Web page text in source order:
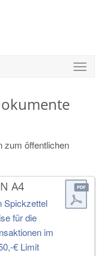
zum öffentlichen
A4
Spickzettel
für die
im
€ Limit